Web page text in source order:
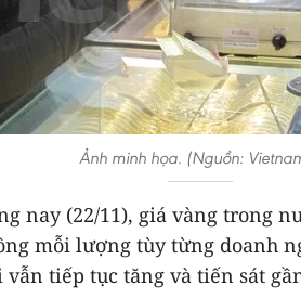
Ảnh minh họa. (Nguồn:
nay (22/11), giá vàng trong
mỗi lượng tùy từng doanh
tiếp tục tăng và tiến sát